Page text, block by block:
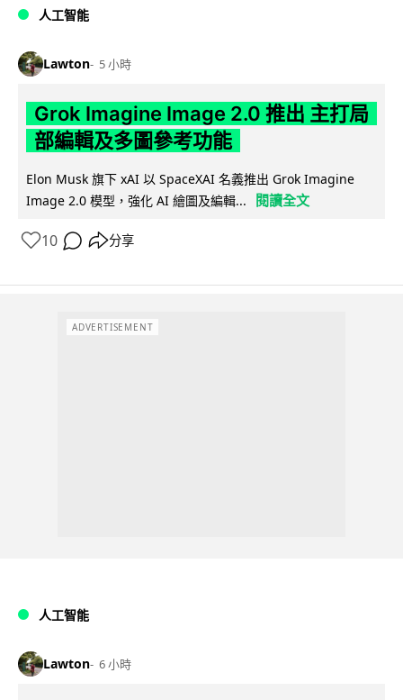
人工智能
Lawton 5 小時
Grok Imagine Image 2.0 推出 主打局
部編輯及多圖參考功能
Elon Musk 旗下 xAI 以 SpaceXAI 名義推出 Grok Imagine
Image 2.0 模型，強化 AI 繪圖及編輯...
閱讀全文
10 分享
ADVERTISEMENT
人工智能
Lawton 6 小時